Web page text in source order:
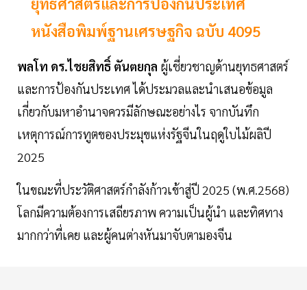
หนังสือพิมพ์ฐานเศรษฐกิจ ฉบับ 4095
พลโท ดร.ไชยสิทธิ์ ตันตยกุล ผู้เชี่ยวชาญด้านยุทธศาสตร์
และการป้องกันประเทศ ได้ประมวลและนำเสนอข้อมูล
เกี่ยวกับมหาอำนาจควรมีลักษณะอย่างไร จากบันทึก
เหตุการณ์การทูตของประมุขแห่งรัฐจีนในฤดูใบไม้ผลิปี
2025
ในขณะที่ประวัติศาสตร์กำลังก้าวเข้าสู่ปี 2025 (พ.ศ.2568)
โลกมีความต้องการเสถียรภาพ ความเป็นผู้นำ และทิศทาง
มากกว่าที่เคย และผู้คนต่างหันมาจับตามองจีน